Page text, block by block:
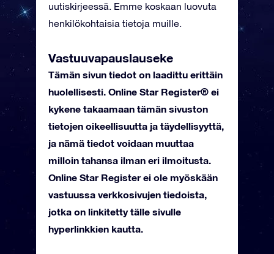
uutiskirjeessä. Emme koskaan luovuta
henkilökohtaisia tietoja muille.
Vastuuvapauslauseke
Tämän sivun tiedot on laadittu erittäin
huolellisesti. Online Star Register® ei
kykene takaamaan tämän sivuston
tietojen oikeellisuutta ja täydellisyyttä,
ja nämä tiedot voidaan muuttaa
milloin tahansa ilman eri ilmoitusta.
Online Star Register ei ole myöskään
vastuussa verkkosivujen tiedoista,
jotka on linkitetty tälle sivulle
hyperlinkkien kautta.